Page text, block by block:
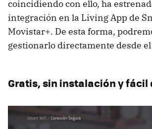
coincidiendo con ello, ha
integración en la Living App de
Movistar+. De esta forma,
gestionarlo directamente desde
Gratis, sin instalación y